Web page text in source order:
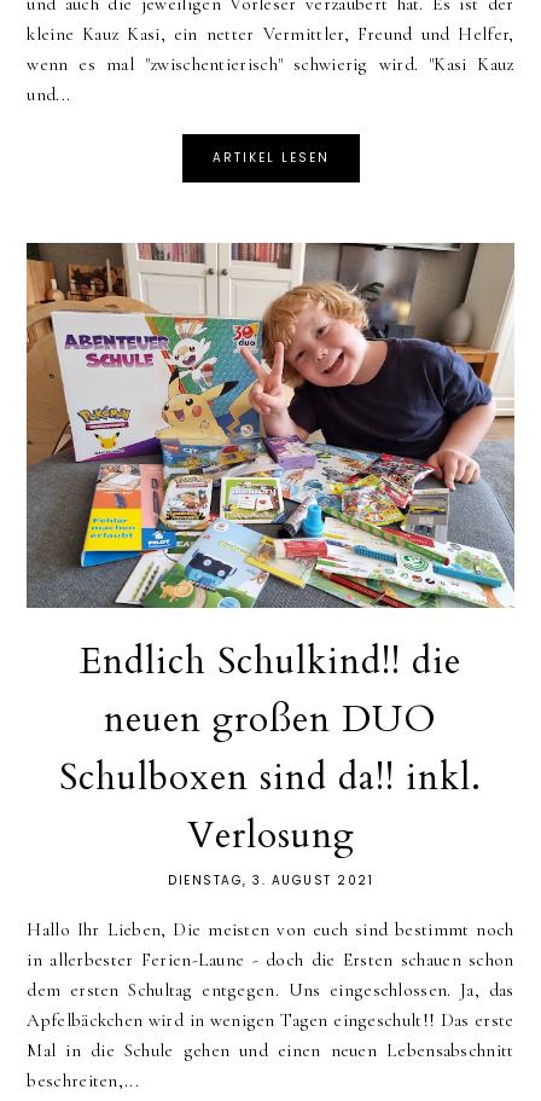
kleine Kauz Kasi, ein netter Vermittler, Freund und Helfer,
wenn es mal "zwischentierisch" schwierig wird. "Kasi Kauz
und...
ARTIKEL LESEN
Endlich Schulkind!! die
neuen großen DUO
Schulboxen sind da!! inkl.
Verlosung
DIENSTAG, 3. AUGUST 2021
Hallo Ihr Lieben, Die meisten von euch sind bestimmt noch
in allerbester Ferien-Laune - doch die Ersten schauen schon
dem ersten Schultag entgegen. Uns eingeschlossen. Ja, das
Apfelbäckchen wird in wenigen Tagen eingeschult!! Das erste
Mal in die Schule gehen und einen neuen Lebensabschnitt
beschreiten,...